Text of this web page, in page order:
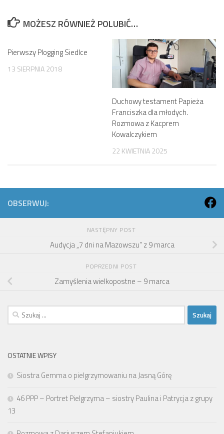
MOŻESZ RÓWNIEŻ POLUBIĆ…
Pierwszy Plogging Siedlce
13 SIERPNIA 2018
Duchowy testament Papieża
Franciszka dla młodych.
Rozmowa z Kacprem
Kowalczykiem
22 KWIETNIA 2025
OBSERWUJ:
NASTĘPNY POST
Audycja „7 dni na Mazowszu” z 9 marca
POPRZEDNI POST
Zamyślenia wielkopostne – 9 marca
Szukaj:
OSTATNIE WPISY
Siostra Gemma o pielgrzymowaniu na Jasną Górę
46 PPP – Portret Pielgrzyma – siostry Paulina i Patrycja z grupy
13